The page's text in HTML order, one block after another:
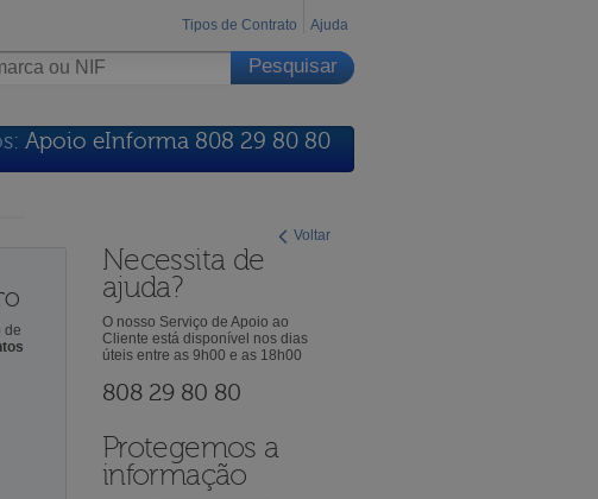
Tipos de Contrato Ajuda
Apoio eInforma 808 29 80 80
Voltar
de
Necessita de
ajuda?
O nosso Serviço de Apoio ao
Cliente está disponível nos dias
úteis entre as 9h00 e as 18h00
808 29 80 80
Protegemos a
informação